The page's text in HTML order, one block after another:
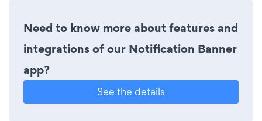
Need to know more about features and
integrations of our Notification Banner
app?
See the details